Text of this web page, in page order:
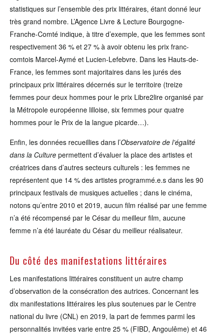
statistiques sur l’ensemble des prix littéraires, étant donné leur
très grand nombre. L’Agence Livre & Lecture Bourgogne-
Franche-Comté indique, à titre d’exemple, que les femmes sont
respectivement 36 % et 27 % à avoir obtenu les prix franc-
comtois Marcel-Aymé et Lucien-Lefebvre. Dans les Hauts-de-
France, les femmes sont majoritaires dans les jurés des
principaux prix littéraires décernés sur le territoire (treize
femmes pour deux hommes pour le prix Libre2lire organisé par
la Métropole européenne lilloise, six femmes pour quatre
hommes pour le Prix de la langue picarde…).
Enfin, les données recueillies dans l’Observatoire de l’égalité
dans la Culture permettent d’évaluer la place des artistes et
créatrices dans d’autres secteurs culturels : les femmes ne
représentent que 14 % des artistes programmé.e.s dans les 90
principaux festivals de musiques actuelles ; dans le cinéma,
notons qu’entre 2010 et 2019, aucun film réalisé par une femme
n’a été récompensé par le César du meilleur film, aucune
femme n’a été lauréate du César du meilleur réalisateur.
Du côté des manifestations littéraires
Les manifestations littéraires constituent un autre champ
d’observation de la consécration des autrices. Concernant les
dix manifestations littéraires les plus soutenues par le Centre
national du livre (CNL) en 2019, la part de femmes parmi les
personnalités invitées varie entre 25 % (FIBD, Angoulême) et 46